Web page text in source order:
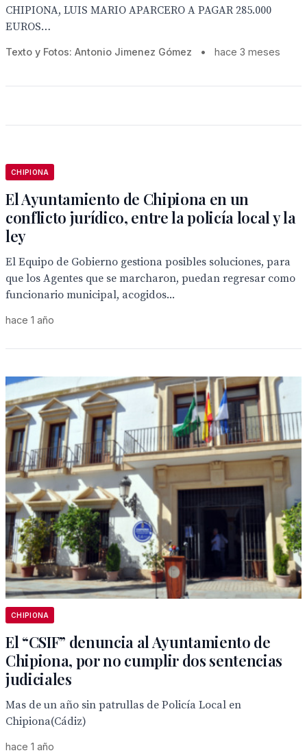
CHIPIONA, LUIS MARIO APARCERO A PAGAR 285.000
EUROS…
Texto y Fotos: Antonio Jimenez Gómez • hace 3 meses
CHIPIONA
El Ayuntamiento de Chipiona en un
conflicto jurídico, entre la policía local y la
ley
El Equipo de Gobierno gestiona posibles soluciones, para
que los Agentes que se marcharon, puedan regresar como
funcionario municipal, acogidos...
hace 1 año
CHIPIONA
El “CSIF” denuncia al Ayuntamiento de
Chipiona, por no cumplir dos sentencias
judiciales
Mas de un año sin patrullas de Policía Local en
Chipiona(Cádiz)
hace 1 año